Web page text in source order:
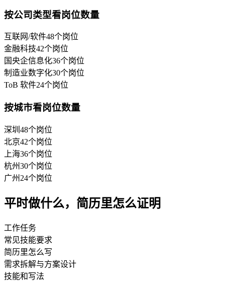
按公司类型看岗位数量
互联网/软件48个岗位
金融科技42个岗位
国央企信息化36个岗位
制造业数字化30个岗位
ToB 软件24个岗位
按城市看岗位数量
深圳 48个岗位
北京42个岗位
上海36个岗位
杭州30个岗位
广州 24个岗位
平时做什么，简历里怎么证明
工作任务
常见技能要求
简历里怎么写
需求拆解与方案设计
技能和写法